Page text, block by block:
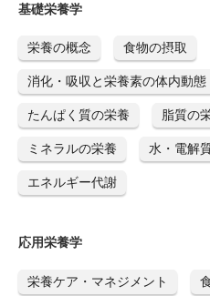
基礎栄養学
栄養の概念 食物の摂取
消化・吸収と栄養素の体内動態
たんぱく質の栄養 脂質の
ミネラルの栄養 水・電解
エネルギー代謝
応用栄養学
栄養ケア・マネジメント